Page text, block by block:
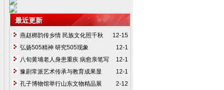
最近更新
12-15
燕赵梆韵传乡情 民族文化照千秋
12-1
弘扬505精神 研究505现象
12-1
八旬黄埔老人身患重疾 病愈亲笔写
信感谢505
12-1
豫剧常派艺术传承与教育成果显
著 孙玉菊数十载耕耘梨园留芳
2-12
孔子博物馆举行山东文物精品展